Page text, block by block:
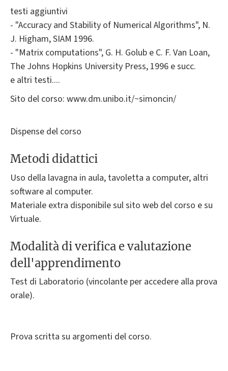
testi aggiuntivi
- "Accuracy and Stability of Numerical Algorithms", N.
J. Higham, SIAM 1996.
- "Matrix computations", G. H. Golub e C. F. Van Loan,
The Johns Hopkins University Press, 1996 e succ.
e altri testi....
Sito del corso: www.dm.unibo.it/~simoncin/
Dispense del corso
Metodi didattici
Uso della lavagna in aula, tavoletta a computer, altri
software al computer.
Materiale extra disponibile sul sito web del corso e su
Virtuale.
Modalità di verifica e valutazione
dell'apprendimento
Test di Laboratorio (vincolante per accedere alla prova
orale).
Prova scritta su argomenti del corso.